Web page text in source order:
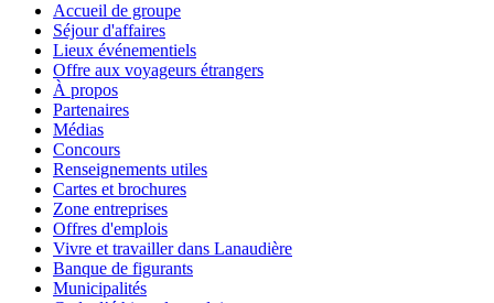
Accueil de groupe
Séjour d'affaires
Lieux événementiels
Offre aux voyageurs étrangers
À propos
Partenaires
Médias
Concours
Renseignements utiles
Cartes et brochures
Zone entreprises
Offres d'emplois
Vivre et travailler dans Lanaudière
Banque de figurants
Municipalités